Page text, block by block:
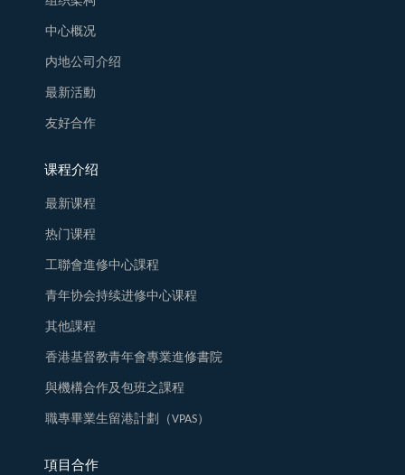
中心概况
内地公司介绍
最新活動
友好合作
课程介绍
最新课程
热门课程
工聯會進修中心課程
青年协会持续进修中心课程
其他課程
香港基督教青年會專業進修書院
與機構合作及包班之課程
職專畢業生留港計劃（VPAS）
項目合作